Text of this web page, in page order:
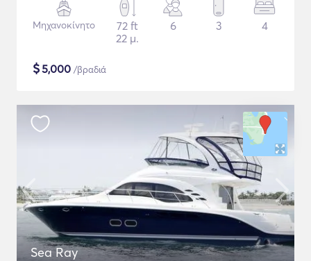
Μηχανοκίνητο
72 ft
22 μ.
6 3 4
$5,000 /βραδιά
Sea Ray